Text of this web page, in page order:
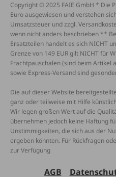
Copyright © 2025 FAIE GmbH * Die
Euro ausgewiesen und verstehen
Umsatzsteuer und zzgl.
wenn nicht anders beschrieben **
Ersatzteilen handelt es sich NICHT
Grenze von 149 EUR gilt NICHT für
Frachtpauschalen (sind beim Artikel
sowie Express-Versand sind
Die auf dieser Website
ganz oder teilweise mit Hilfe
Wir legen großen Wert auf die
übernehmen jedoch keine Haftung
Unstimmigkeiten, die sich aus der
ergeben könnten. Für Rückfragen
zur Verfügung
AGB